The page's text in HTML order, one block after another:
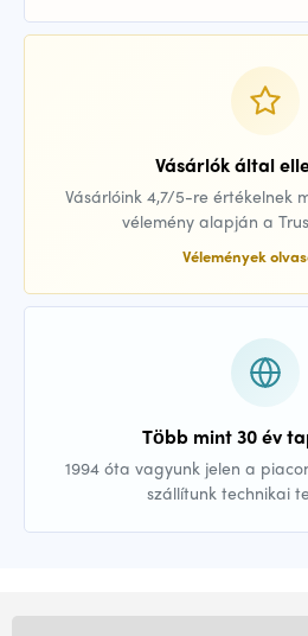
Vásárlók által
Vásárlóink 4,7/5-re értékelnek
vélemény alapján a
Vélemények
Több mint 30 év
1994 óta vagyunk jelen a
szállítunk technikai